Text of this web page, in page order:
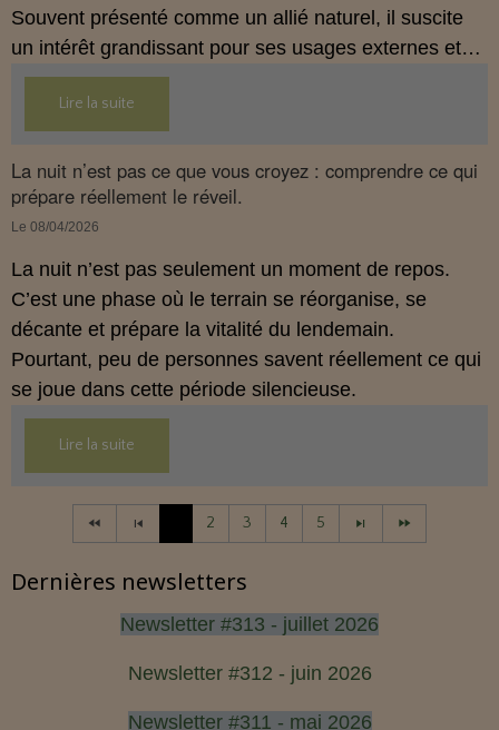
Souvent présenté comme un allié naturel, il suscite
un intérêt grandissant pour ses usages externes et
son interaction avec le système endocannabinoïde.
Cet article propose une mise au point claire, moderne
et conforme à la réglementation française de 2026.
Lire la suite
La nuit n’est pas ce que vous croyez : comprendre ce qui
prépare réellement le réveil.
Le 08/04/2026
La nuit n’est pas seulement un moment de repos.
C’est une phase où le terrain se réorganise, se
décante et prépare la vitalité du lendemain.
Pourtant, peu de personnes savent réellement ce qui
se joue dans cette période silencieuse.
Lire la suite
2 3 4 5
Dernières newsletters
Newsletter #313 - juillet 2026
Newsletter #312 - juin 2026
Newsletter #311 - mai 2026